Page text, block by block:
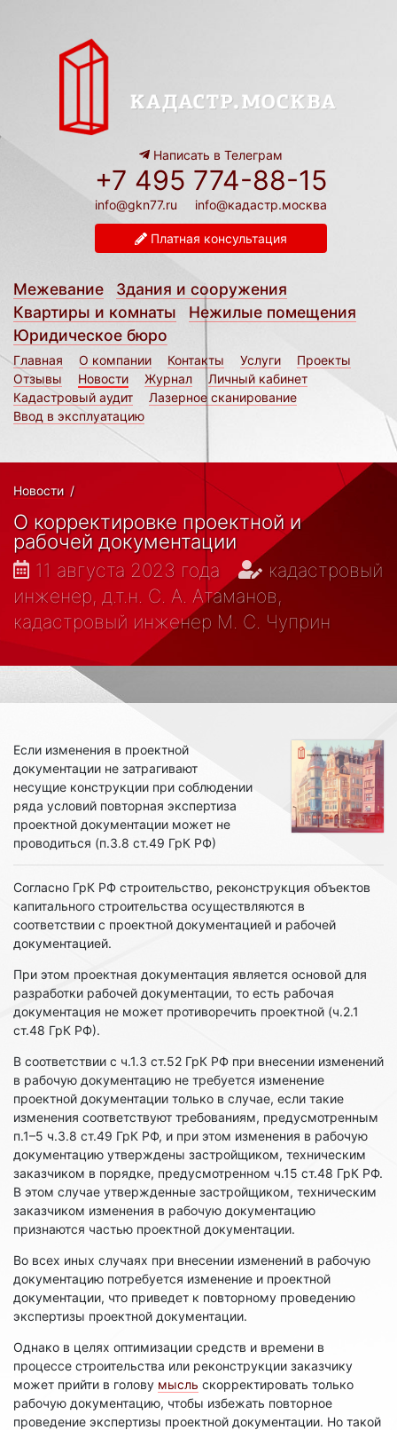
Написать в Телеграм
+7 495 774-88-15
info@gkn77.ru info@кадастр.москва
Платная консультация
Межевание
Здания и сооружения
Квартиры и комнаты
Нежилые помещения
Юридическое бюро
Главная О компании Контакты Услуги
Проекты
Отзывы
Новости Журнал
Личный кабинет
Кадастровый аудит
Лазерное сканирование
Ввод в эксплуатацию
Новости /
О корректировке проектной и
рабочей документации
11 августа 2023 года
кадастровый
инженер, д.т.н. С. А. Атаманов,
кадастровый инженер М. С. Чуприн
Если изменения в проектной
документации не затрагивают
несущие конструкции при соблюдении
ряда условий повторная экспертиза
проектной документации может не
проводиться (п.3.8 ст.49 ГрК РФ)
Согласно ГрК РФ строительство, реконструкция объектов
капитального строительства осуществляются в
соответствии с проектной документацией и рабочей
документацией.
При этом проектная документация является основой для
разработки рабочей документации, то есть рабочая
документация не может противоречить проектной (ч.2.1
ст.48 ГрК РФ).
В соответствии с ч.1.3 ст.52 ГрК РФ при внесении изменений
в рабочую документацию не требуется изменение
проектной документации только в случае, если такие
изменения соответствуют требованиям, предусмотренным
п.1–5 ч.3.8 ст.49 ГрК РФ, и при этом изменения в рабочую
документацию утверждены застройщиком, техническим
заказчиком в порядке, предусмотренном ч.15 ст.48 ГрК РФ.
В этом случае утвержденные застройщиком, техническим
заказчиком изменения в рабочую документацию
признаются частью проектной документации.
Во всех иных случаях при внесении изменений в рабочую
документацию потребуется изменение и проектной
документации, что приведет к повторному проведению
экспертизы проектной документации.
Однако в целях оптимизации средств и времени в
процессе строительства или реконструкции заказчику
может прийти в голову мысль скорректировать только
рабочую документацию, чтобы избежать повторное
проведение экспертизы проектной документации. Но такой